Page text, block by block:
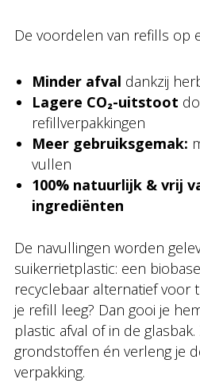
De voordelen van refills op
Minder afval dankzij
Lagere CO₂-uitstoot
refillverpakkingen
Meer gebruiksgemak:
vullen
100% natuurlijk & vrij
ingrediënten
De navullingen worden
suikerrietplastic: een
recyclebaar alternatief voor
je refill leeg? Dan gooi je
plastic afval of in de
grondstoffen én verleng je
verpakking.